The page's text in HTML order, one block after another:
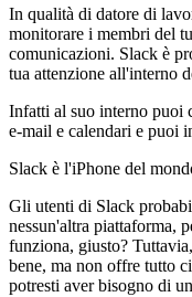
In qualità di datore di
monitorare i membri del
comunicazioni. Slack è
tua attenzione all'interno
Infatti al suo interno puoi
e-mail e calendari e puoi
Slack è l'iPhone del
Gli utenti di Slack
nessun'altra piattaforma,
funziona, giusto?
bene, ma non offre tutto
potresti aver bisogno di